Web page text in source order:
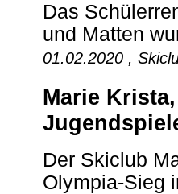
Das
und Matten
01.02.2020 ,
Marie
Der Skiclub
Olympia-Sieg